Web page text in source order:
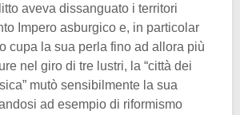
aveva dissanguato i territori
Impero asburgico e, in particolar
cupa la sua perla fino ad allora più
nel giro di tre lustri, la “città dei
mutò sensibilmente la sua
ad esempio di riformismo